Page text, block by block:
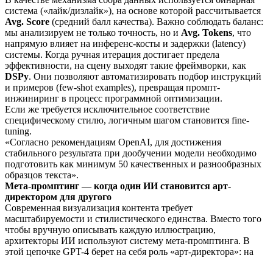
система («лайк/дизлайк»), на основе которой рассчитывается
Avg. Score (средний балл качества). Важно соблюдать баланс:
мы анализируем не только точность, но и Avg. Tokens, что
напрямую влияет на инференс-косты и задержки (latency)
системы. Когда ручная итерация достигает предела
эффективности, на сцену выходят такие фреймворки, как
DSPy. Они позволяют автоматизировать подбор инструкций
и примеров (few-shot examples), превращая промпт-
инжиниринг в процесс программной оптимизации.
Если же требуется исключительное соответствие
специфическому стилю, логичным шагом становится fine-
tuning.
«Согласно рекомендациям OpenAI, для достижения
стабильного результата при дообучении модели необходимо
подготовить как минимум 50 качественных и разнообразных
образцов текста».
Мета-промптинг — когда один ИИ становится арт-
директором для другого
Современная визуализация контента требует
масштабируемости и стилистического единства. Вместо того
чтобы вручную описывать каждую иллюстрацию,
архитекторы ИИ используют систему мета-промптинга. В
этой цепочке GPT-4 берет на себя роль «арт-директора»: на